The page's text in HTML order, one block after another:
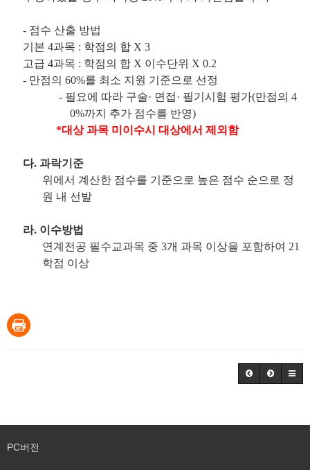
- 점수 산출 방법
기본 4과목 : 학점의 합 X 3
고급 4과목 : 학점의 합 X 이수단위 X 0.2
- 만점의 60%를 최소 지원 기준으로 선정
- 필요에 따라 구술· 면접· 필기시험 평가(만점의 4
0%까지 추가 점수를 반영)
*대상 과목 미이수시 대상에서 제외함
다. 과락기준
위에서 계산한 점수를 기준으로 높은 점수 순으로 정
원 내 선발
라. 이수방법
연계전공 필수교과목 중 3개 과목 이상을 포함하여 21
학점 이상
PC버전